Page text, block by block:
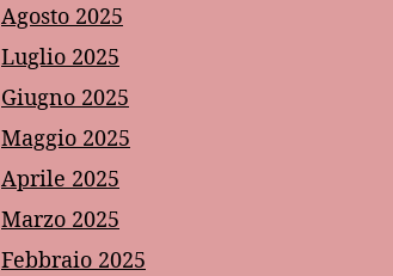
Agosto 2025
Luglio 2025
Giugno 2025
Maggio 2025
Aprile 2025
Marzo 2025
Febbraio 2025